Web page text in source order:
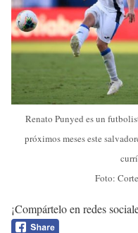
Renato Punyed es un
próximos meses este
Foto:
¡Compártelo en redes